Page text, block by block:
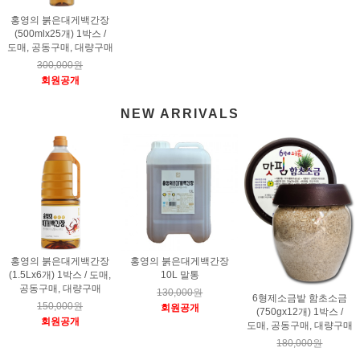
홍영의 붉은대게백간장
(500mlx25개) 1박스 /
도매, 공동구매, 대량구매
300,000원
회원공개
NEW ARRIVALS
홍영의 붉은대게백간장
(1.5Lx6개) 1박스 / 도매,
공동구매, 대량구매
150,000원
회원공개
홍영의 붉은대게백간장
10L 말통
130,000원
회원공개
6형제소금밭 함초소금
(750gx12개) 1박스 /
도매, 공동구매, 대량구매
180,000원